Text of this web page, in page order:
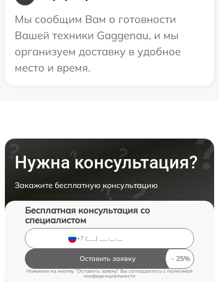
Мы сообщим Вам о готовности
Вашей техники Gaggenau, и мы
организуем доставку в удобное
место и время.
Нужна консультация?
Закажите бесплатную консультацию
Бесплатная консультация со
специалистом
Оставить заявку
Нажимая на кнопку "Оставить заявку" Вы соглашаетесь cполитикой
конфиденциальности